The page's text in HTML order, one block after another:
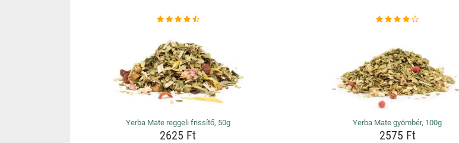
Yerba Mate reggeli frissítő, 50g
2625 Ft
Yerba Mate gyömbér, 100g
2575 Ft